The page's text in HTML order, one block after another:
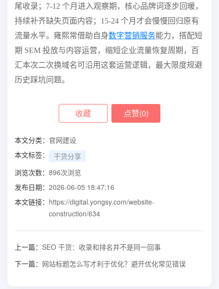
尾收录；7-12 个月进入观察期，核心品牌词逐步回暖，
持续补齐缺失页面内容；15-24 个月才会慢慢回归原有
流量水平。雍熙常借助自身数字营销服务能力，搭配短
期 SEM 投放与内容运营，缩短企业流量恢复周期，百
汇本次二次换域名可沿用这套运营逻辑，最大限度规避
历史踩坑问题。
收藏 点赞(0)
本文分类： 官网建设
本文标签：
干货分享
浏览次数： 896次浏览
发布日期： 2026-06-05 18:47:16
本文链接： https://digital.yongsy.com/website-
construction/634
上一篇： SEO 干货：收录和排名并不是同一回事
下一篇： 网站标题怎么写才利于优化？避开优化常见错误